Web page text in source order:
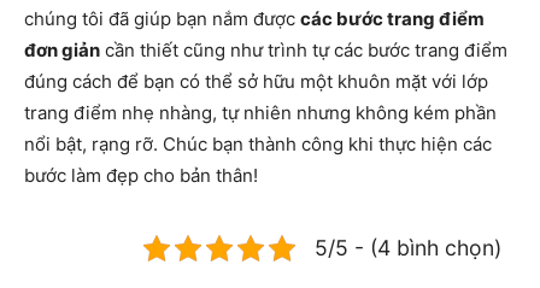
chúng tôi đã giúp bạn nắm được các bước trang điểm
đơn giản cần thiết cũng như trình tự các bước trang điểm
đúng cách để bạn có thể sở hữu một khuôn mặt với lớp
trang điểm nhẹ nhàng, tự nhiên nhưng không kém phần
nổi bật, rạng rỡ. Chúc bạn thành công khi thực hiện các
bước làm đẹp cho bản thân!
5/5 - (4 bình chọn)